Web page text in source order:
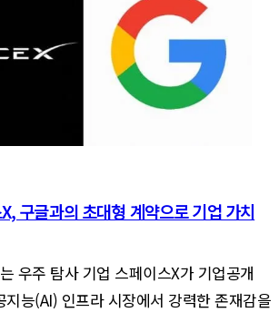
구글과의 초대형 계약으로 기업 가치
우주 탐사 기업 스페이스X가 기업공개
능(AI) 인프라 시장에서 강력한 존재감을